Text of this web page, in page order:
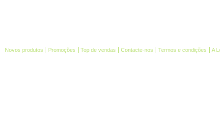
Novos produtos Promoções Top de vendas Contacte-nos Termos e condições A